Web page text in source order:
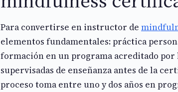
Para convertirse en instructor de
elementos fundamentales: práctica
formación en un programa acreditado
supervisadas de enseñanza antes de la
proceso toma entre uno y dos años en